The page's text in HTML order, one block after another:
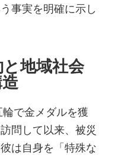
事実を明確に示し
地域社会
で金メダルを獲
問して以来、被災
は自身を「特殊な